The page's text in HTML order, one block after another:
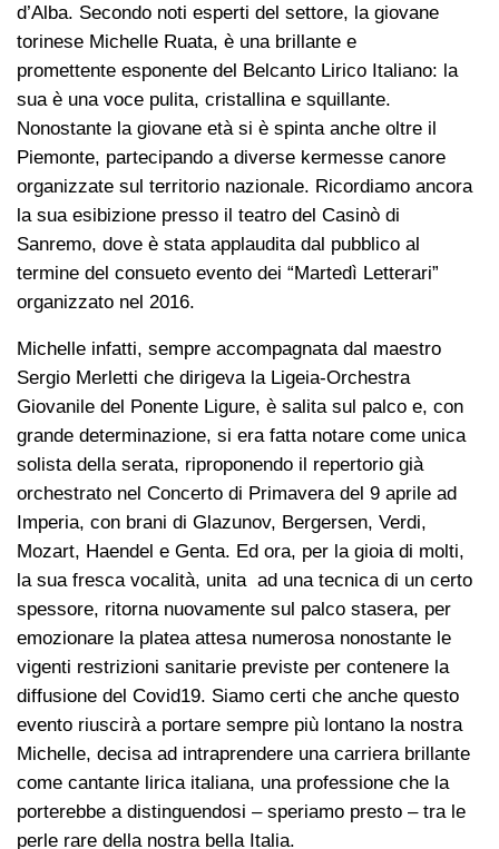
d’Alba. Secondo noti esperti del settore, la giovane
torinese Michelle Ruata, è una brillante e
promettente esponente del Belcanto Lirico Italiano: la
sua è una voce pulita, cristallina e squillante.
Nonostante la giovane età si è spinta anche oltre il
Piemonte, partecipando a diverse kermesse canore
organizzate sul territorio nazionale. Ricordiamo ancora
la sua esibizione presso il teatro del Casinò di
Sanremo, dove è stata applaudita dal pubblico al
termine del consueto evento dei “Martedì Letterari”
organizzato nel 2016.
Michelle infatti, sempre accompagnata dal maestro
Sergio Merletti che dirigeva la Ligeia-Orchestra
Giovanile del Ponente Ligure, è salita sul palco e, con
grande determinazione, si era fatta notare come unica
solista della serata, riproponendo il repertorio già
orchestrato nel Concerto di Primavera del 9 aprile ad
Imperia, con brani di Glazunov, Bergersen, Verdi,
Mozart, Haendel e Genta. Ed ora, per la gioia di molti,
la sua fresca vocalità, unita ad una tecnica di un certo
spessore, ritorna nuovamente sul palco stasera, per
emozionare la platea attesa numerosa nonostante le
vigenti restrizioni sanitarie previste per contenere la
diffusione del Covid19. Siamo certi che anche questo
evento riuscirà a portare sempre più lontano la nostra
Michelle, decisa ad intraprendere una carriera brillante
come cantante lirica italiana, una professione che la
porterebbe a distinguendosi – speriamo presto – tra le
perle rare della nostra bella Italia.